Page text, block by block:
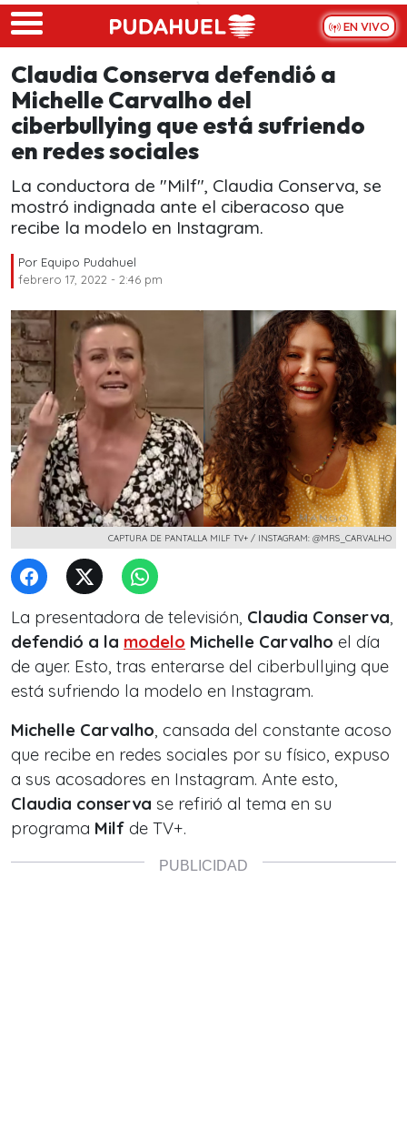
Skip to main content
EN VIVO
Claudia Conserva defendió a
Michelle Carvalho del
ciberbullying que está sufriendo
en redes sociales
La conductora de "Milf", Claudia Conserva, se
mostró indignada ante el ciberacoso que
recibe la modelo en Instagram.
Por Equipo Pudahuel
febrero 17, 2022 - 2:46 pm
CAPTURA DE PANTALLA MILF TV+ / INSTAGRAM: @MRS_CARVALHO
La presentadora de televisión, Claudia Conserva,
defendió a la modelo Michelle Carvalho el día
de ayer. Esto, tras enterarse del ciberbullying que
está sufriendo la modelo en Instagram.
Michelle Carvalho, cansada del constante acoso
que recibe en redes sociales por su físico, expuso
a sus acosadores en Instagram. Ante esto,
Claudia conserva se refirió al tema en su
programa Milf de TV+.